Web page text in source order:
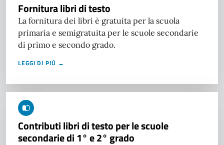
Fornitura libri di testo
La fornitura dei libri è gratuita per la scuola
primaria e semigratuita per le scuole secondarie
di primo e secondo grado.
LEGGI DI PIÙ →
Contributi libri di testo per le scuole
secondarie di 1° e 2° grado